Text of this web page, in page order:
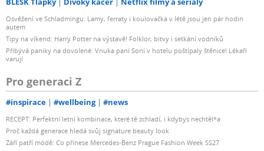
Osvěžení ve Schladmingu: Lamy, ferraty i koulovačka v létě jsou jen pár hodin
autem
Tipy na víkend: Harry Potter na výstavě! Folklor, bitvy i setkání vodníků
Přibývá paniky na dovolené: Vnuka paní Soni v hotelu poštípaly štěnice! Lékaři
varují
Pro generaci Z
#inspirace #wellbeing #news
RECEPT: Perfektní letní kombinace, které tě zchladí, i kdybys nechtěl*a
Proč každá generace hledá svůj signature beauty look
Září patří módě: Co přinese Mercedes-Benz Prague Fashion Week SS27